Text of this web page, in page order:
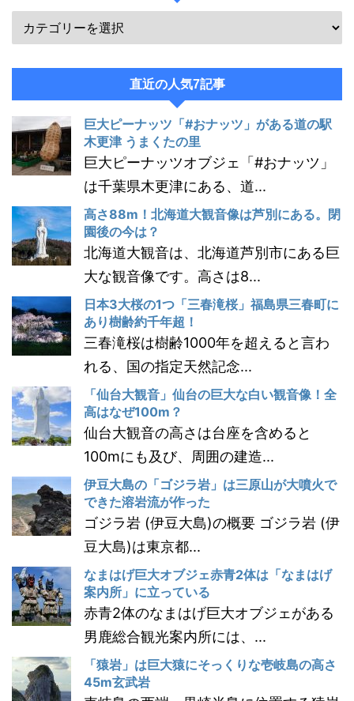
直近の人気7記事
巨大ピーナッツ「#おナッツ」がある道の駅
木更津 うまくたの里
巨大ピーナッツオブジェ「#おナッツ」
は千葉県木更津にある、道...
高さ88m！北海道大観音像は芦別にある。閉
園後の今は？
北海道大観音は、北海道芦別市にある巨
大な観音像です。高さは8...
日本3大桜の1つ「三春滝桜」福島県三春町に
あり樹齢約千年超！
三春滝桜は樹齢1000年を超えると言わ
れる、国の指定天然記念...
「仙台大観音」仙台の巨大な白い観音像！全
高はなぜ100m？
仙台大観音の高さは台座を含めると
100mにも及び、周囲の建造...
伊豆大島の「ゴジラ岩」は三原山が大噴火で
できた溶岩流が作った
ゴジラ岩 (伊豆大島)の概要 ゴジラ岩 (伊
豆大島)は東京都...
なまはげ巨大オブジェ赤青2体は「なまはげ
案内所」に立っている
赤青2体のなまはげ巨大オブジェがある
男鹿総合観光案内所には、...
「猿岩」は巨大猿にそっくりな壱岐島の高さ
45m玄武岩